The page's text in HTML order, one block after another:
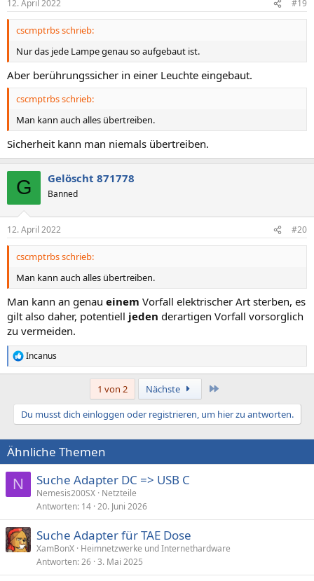
12. April 2022 #19
cscmptrbs schrieb:
Nur das jede Lampe genau so aufgebaut ist.
Aber berührungssicher in einer Leuchte eingebaut.
cscmptrbs schrieb:
Man kann auch alles übertreiben.
Sicherheit kann man niemals übertreiben.
G Gelöscht 871778
Banned
12. April 2022 #20
cscmptrbs schrieb:
Man kann auch alles übertreiben.
Man kann an genau einem Vorfall elektrischer Art sterben, es
gilt also daher, potentiell jeden derartigen Vorfall vorsorglich
zu vermeiden.
R
e
t
o
n
e
:
Incanus
1 von 2 Nächste
Du musst dich einloggen oder registrieren, um hier zu antworten.
Ähnliche Themen
N Suche Adapter DC => USB C
Nemesis200SX Netzteile
Antworten 14 20. Juni 2026
Suche Adapter für TAE Dose
XamBonX Heimnetzwerke und Internethardware
Antworten 26 3. Mai 2025